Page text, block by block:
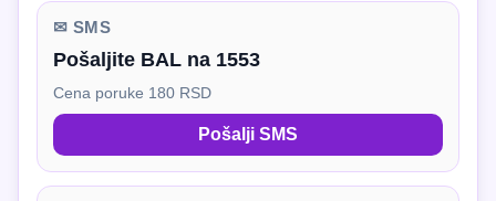
✉ SMS
Pošaljite BAL na 1553
Cena poruke 180 RSD
Pošalji SMS